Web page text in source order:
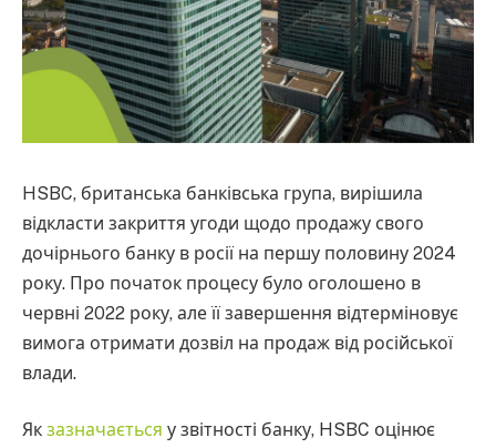
HSBC, британська банківська група, вирішила
відкласти закриття угоди щодо продажу свого
дочірнього банку в росії на першу половину 2024
року. Про початок процесу було оголошено в
червні 2022 року, але її завершення відтерміновує
вимога отримати дозвіл на продаж від російської
влади.
Як зазначається у звітності банку, HSBC оцінює